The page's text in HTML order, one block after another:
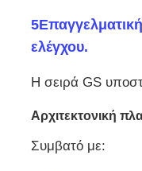
ελέγχου.
Η σειρά GS
Αρχιτεκτονική
Συμβατό με: